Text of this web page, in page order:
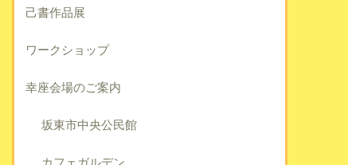
己書作品展
ワークショップ
幸座会場のご案内
坂東市中央公民館
カフェガルデン